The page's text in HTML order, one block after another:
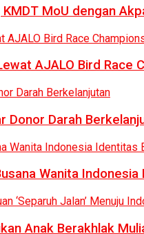
MoU dengan
AJALO Bird Race
Donor Darah
Wanita
Anak Berakhlak